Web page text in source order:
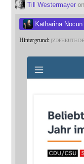
Till Westermayeron
Katharina Nocun
Hintergrund: